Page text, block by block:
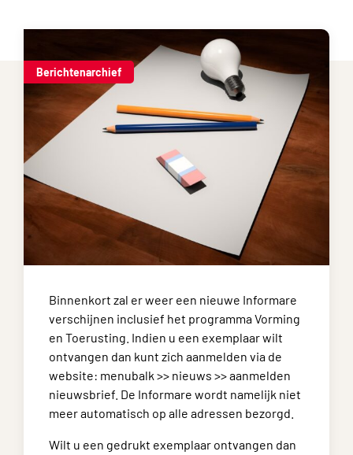
Berichtenarchief
Binnenkort zal er weer een nieuwe Informare
verschijnen inclusief het programma Vorming
en Toerusting. Indien u een exemplaar wilt
ontvangen dan kunt zich aanmelden via de
website: menubalk >> nieuws >> aanmelden
nieuwsbrief. De Informare wordt namelijk niet
meer automatisch op alle adressen bezorgd.
Wilt u een gedrukt exemplaar ontvangen dan